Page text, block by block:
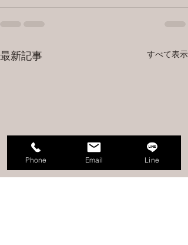
最新記事 すべて表示
Phone Email Line